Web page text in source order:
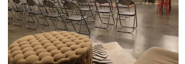
Water Access
Piano/Accesso Seminterrato